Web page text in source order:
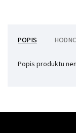
POPIS
Popis produktu